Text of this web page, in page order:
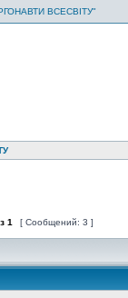
ВСЕСВІТУ"
1 [ Сообщений: 3 ]